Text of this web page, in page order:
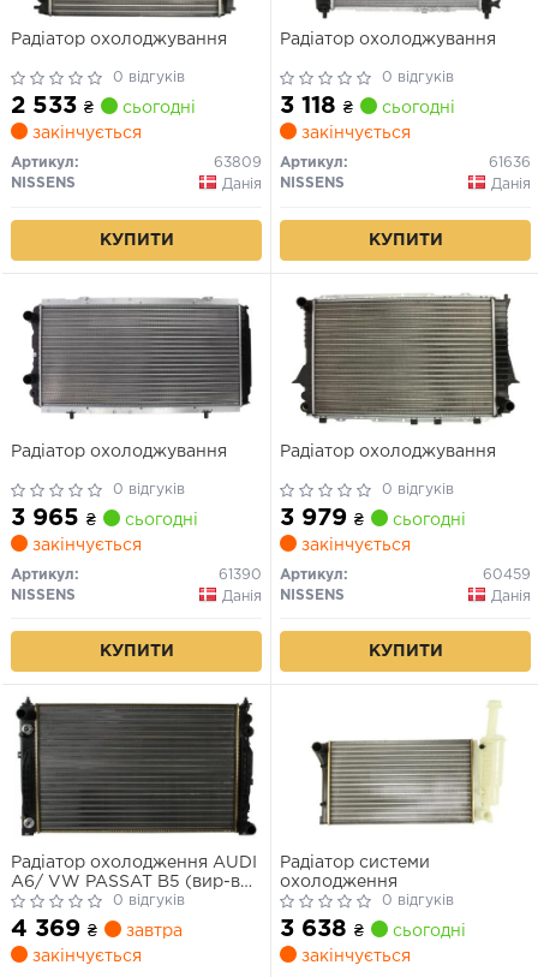
Радіатор охолоджування
0 відгуків
2 533 ₴
сьогодні
закінчується
Артикул:
63809
NISSENS
Данія
КУПИТИ
Радіатор охолоджування
0 відгуків
3 118 ₴
сьогодні
закінчується
Артикул:
61636
NISSENS
Данія
КУПИТИ
Радіатор охолоджування
0 відгуків
3 965 ₴
сьогодні
закінчується
Артикул:
61390
NISSENS
Данія
КУПИТИ
Радіатор охолоджування
0 відгуків
3 979 ₴
сьогодні
закінчується
Артикул:
60459
NISSENS
Данія
КУПИТИ
Радіатор охолодження AUDI
A6/ VW PASSAT B5 (вир-во
Nissens)
0 відгуків
4 369 ₴
завтра
закінчується
Радіатор системи
охолодження
0 відгуків
3 638 ₴
сьогодні
закінчується